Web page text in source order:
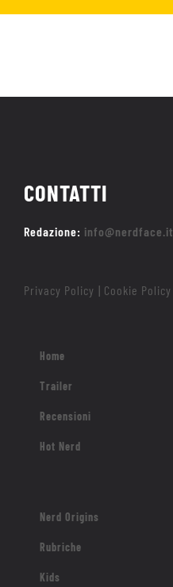
CONTATTI
Redazione: info@nerdface.it
Privacy Policy | Cookie Policy
Home
Trailer
Recensioni
Hot Nerd
Nerd Origins
Rubriche
Kids